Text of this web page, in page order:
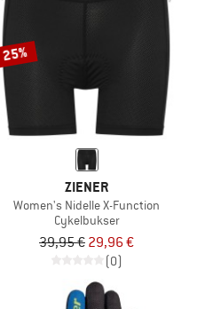
25%
ZIENER
Women's Nidelle X-Function
Cykelbukser
39,95 € 29,96 €
(0)